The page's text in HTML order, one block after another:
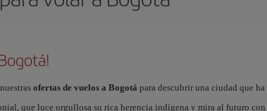
ofertas de vuelos a Bogotá para descubrir una ciudad que
que luce orgullosa su rica herencia indígena y mira al futuro